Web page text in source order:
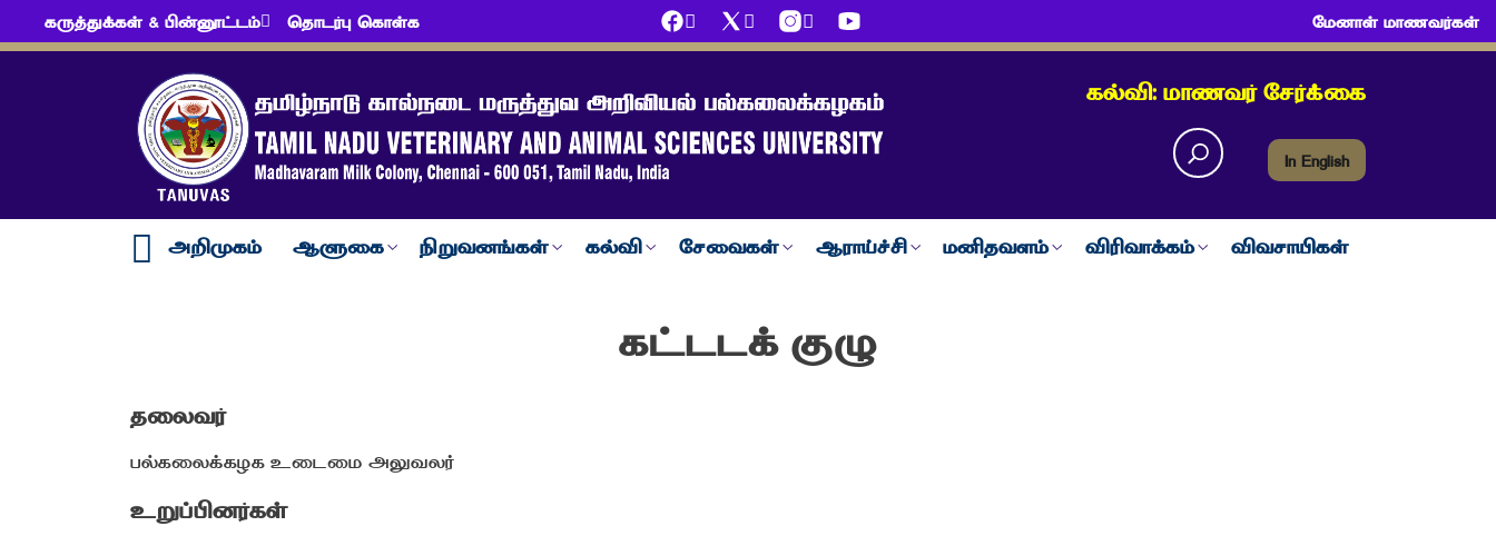
கருத்துக்கள் & பின்னூட்டம் தொடர்பு கொள்க மேனாள் மாணவர்கள்
கல்வி: மாணவர் சேர்க்கை
In English
அறிமுகம் ஆளுகை நிறுவனங்கள் கல்வி சேவைகள் ஆராய்ச்சி மனிதவளம் விரிவாக்கம் விவசாயிகள்
கட்டடக் குழு
தலைவர்
பல்கலைக்கழக உடைமை அலுவலர்
உறுப்பினர்கள்